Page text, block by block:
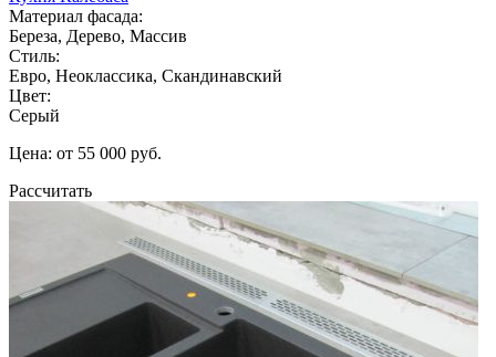
Материал фасада:
Береза, Дерево, Массив
Стиль:
Евро, Неоклассика, Скандинавский
Цвет:
Серый
Цена: от 55 000 руб.
Рассчитать